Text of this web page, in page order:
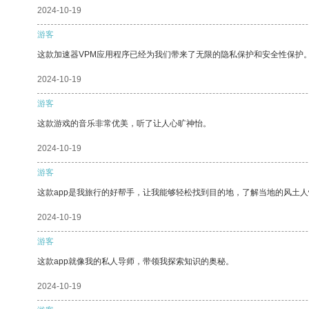
2024-10-19
游客
这款加速器VPM应用程序已经为我们带来了无限的隐私保护和安全性保护
2024-10-19
游客
这款游戏的音乐非常优美，听了让人心旷神怡。
2024-10-19
游客
这款app是我旅行的好帮手，让我能够轻松找到目的地，了解当地的风土
2024-10-19
游客
这款app就像我的私人导师，带领我探索知识的奥秘。
2024-10-19